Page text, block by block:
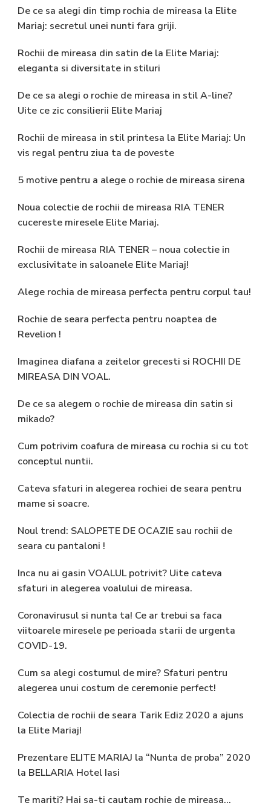
De ce sa alegi din timp rochia de mireasa la Elite
Mariaj: secretul unei nunti fara griji.
Rochii de mireasa din satin de la Elite Mariaj:
eleganta si diversitate in stiluri
De ce sa alegi o rochie de mireasa in stil A-line?
Uite ce zic consilierii Elite Mariaj
Rochii de mireasa in stil printesa la Elite Mariaj: Un
vis regal pentru ziua ta de poveste
5 motive pentru a alege o rochie de mireasa sirena
Noua colectie de rochii de mireasa RIA TENER
cucereste miresele Elite Mariaj.
Rochii de mireasa RIA TENER – noua colectie in
exclusivitate in saloanele Elite Mariaj!
Alege rochia de mireasa perfecta pentru corpul tau!
Rochie de seara perfecta pentru noaptea de
Revelion !
Imaginea diafana a zeitelor grecesti si ROCHII DE
MIREASA DIN VOAL.
De ce sa alegem o rochie de mireasa din satin si
mikado?
Cum potrivim coafura de mireasa cu rochia si cu tot
conceptul nuntii.
Cateva sfaturi in alegerea rochiei de seara pentru
mame si soacre.
Noul trend: SALOPETE DE OCAZIE sau rochii de
seara cu pantaloni !
Inca nu ai gasin VOALUL potrivit? Uite cateva
sfaturi in alegerea voalului de mireasa.
Coronavirusul si nunta ta! Ce ar trebui sa faca
viitoarele miresele pe perioada starii de urgenta
COVID-19.
Cum sa alegi costumul de mire? Sfaturi pentru
alegerea unui costum de ceremonie perfect!
Colectia de rochii de seara Tarik Ediz 2020 a ajuns
la Elite Mariaj!
Prezentare ELITE MARIAJ la “Nunta de proba” 2020
la BELLARIA Hotel Iasi
Te mariti? Hai sa-ti cautam rochie de mireasa…